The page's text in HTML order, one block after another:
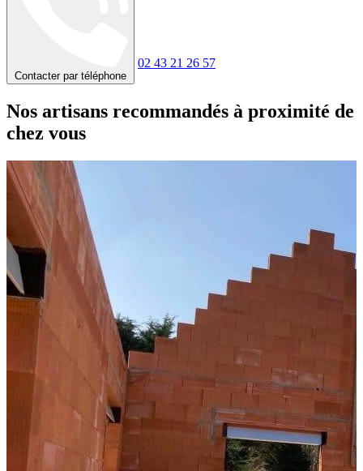
Contacter par téléphone
02 43 21 26 57
Nos artisans recommandés à proximité de
chez vous